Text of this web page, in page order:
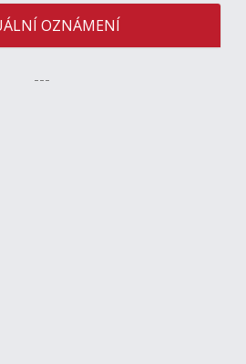
OZNÁMENÍ
---